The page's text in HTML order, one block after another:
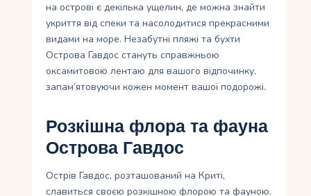
на острові є декілька ущелин, де можна знайти
укриття від спеки та насолодитися прекрасними
видами на море. Незабутні пляжі та бухти
Острова Гавдос стануть справжньою
оксамитовою лентаю для вашого відпочинку,
запам’ятовуючи кожен момент вашої подорожі.
Розкішна флора та фауна
Острова Гавдос
Острів Гавдос, розташований на Криті,
славиться своєю розкішною флорою та фауною.